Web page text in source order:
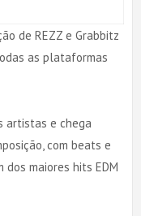
de REZZ e Grabbitz
as plataformas
artistas e chega
com beats e
maiores hits EDM